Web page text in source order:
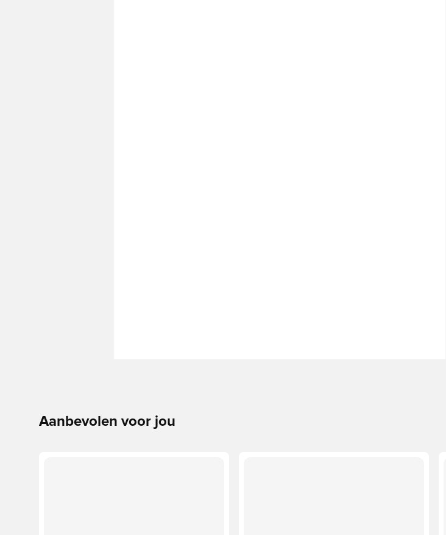
Aanbevolen voor jou